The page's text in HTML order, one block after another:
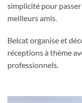
simplicité pour
meilleurs amis.
Belcat organise et
réceptions à thème
professionnels.